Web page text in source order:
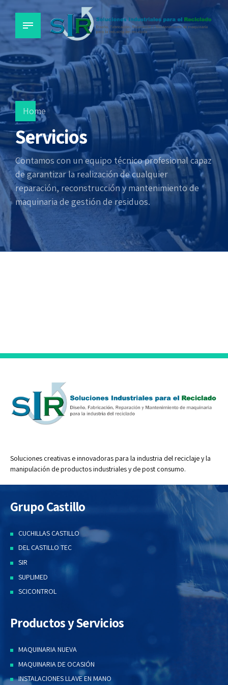
Home
Servicios
Contamos con un equipo técnico profesional capaz
de garantizar la realización de cualquier
reparación, reconstrucción y mantenimiento de
maquinaria de gestión de residuos.
Soluciones creativas e innovadoras para la industria del reciclaje y la
manipulación de productos industriales y de post consumo.
Grupo Castillo
CUCHILLAS CASTILLO
DEL CASTILLO TEC
SIR
SUPLIMED
SCICONTROL
Productos y Servicios
MAQUINARIA NUEVA
MAQUINARIA DE OCASIÓN
INSTALACIONES LLAVE EN MANO